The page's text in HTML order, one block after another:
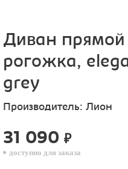
Диван
рогожка,
grey
Производитель: Лион
31 090 ₽
доступно для заказа